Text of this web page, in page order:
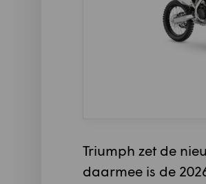
Triumph zet de
daarmee is de